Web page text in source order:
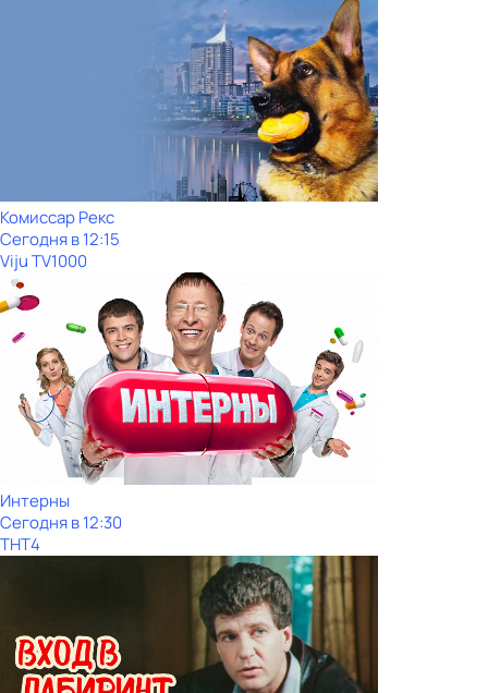
Комиссар Рекс
Сегодня в 12:15
Viju TV1000
Интерны
Сегодня в 12:30
ТНТ4